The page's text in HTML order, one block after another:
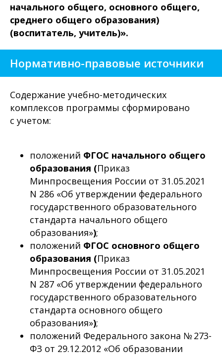
начального общего, основного общего,
среднего общего образования)
(воспитатель, учитель)».
Нормативно-правовые источники
Содержание учебно-методических
комплексов программы сформировано
с учетом:
положений ФГОС начального общего
образования (Приказ
Минпросвещения России от 31.05.2021
N 286 «Об утверждении федерального
государственного образовательного
стандарта начального общего
образования»);
положений ФГОС основного общего
образования (Приказ
Минпросвещения России от 31.05.2021
N 287 «Об утверждении федерального
государственного образовательного
стандарта основного общего
образования»);
положений Федерального закона № 273-
ФЗ от 29.12.2012 «Об образовании